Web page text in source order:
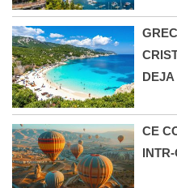
DEJA
CE